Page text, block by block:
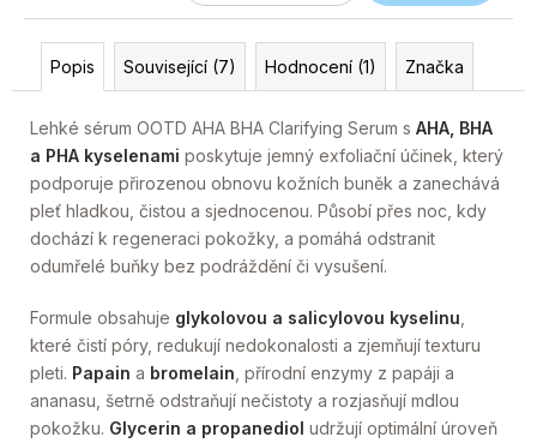
Popis Související (7) Hodnocení (1) Značka
Lehké sérum OOTD AHA BHA Clarifying Serum s AHA, BHA
a PHA kyselenami poskytuje jemný exfoliační účinek, který
podporuje přirozenou obnovu kožních buněk a zanechává
pleť hladkou, čistou a sjednocenou. Působí přes noc, kdy
dochází k regeneraci pokožky, a pomáhá odstranit
odumřelé buňky bez podráždění či vysušení.
Formule obsahuje glykolovou a salicylovou kyselinu
které čistí póry, redukují nedokonalosti a zjemňují texturu
pleti. Papain a bromelain , přírodní enzymy z papáji a
ananasu, šetrně odstraňují nečistoty a rozjasňují mdlou
pokožku. Glycerin a propanediol udržují optimální úroveň